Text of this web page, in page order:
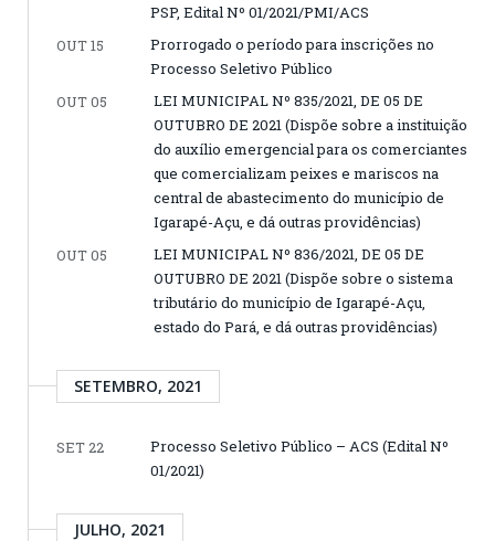
PSP, Edital Nº 01/2021/PMI/ACS
OUT 15
Prorrogado o período para inscrições no
Processo Seletivo Público
OUT 05
LEI MUNICIPAL Nº 835/2021, DE 05 DE
OUTUBRO DE 2021 (Dispõe sobre a instituição
do auxílio emergencial para os comerciantes
que comercializam peixes e mariscos na
central de abastecimento do município de
Igarapé-Açu, e dá outras providências)
OUT 05
LEI MUNICIPAL Nº 836/2021, DE 05 DE
OUTUBRO DE 2021 (Dispõe sobre o sistema
tributário do município de Igarapé-Açu,
estado do Pará, e dá outras providências)
SETEMBRO, 2021
SET 22
Processo Seletivo Público – ACS (Edital Nº
01/2021)
JULHO, 2021